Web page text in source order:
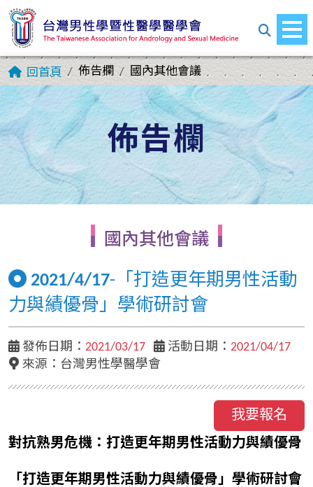
回首頁 佈告欄 國內其他會議
佈告欄
國內其他會議
2021/4/17-「打造更年期男性活動
力與績優骨」學術研討會
發佈日期： 2021/03/17 活動日期： 2021/04/17
來源：台灣男性學醫學會
我要報名
對抗熟男危機：打造更年期男性活動力與績優骨
「打造更年期男性活動力與績優骨」學術研討會